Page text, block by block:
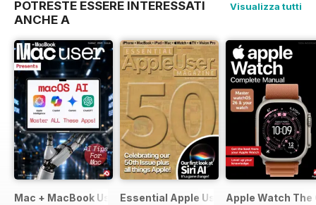
POTRESTE ESSERE INTERESSATI
ANCHE A
Visualizza tutti
Mac + MacBook User Essential Apple User Apple Watch